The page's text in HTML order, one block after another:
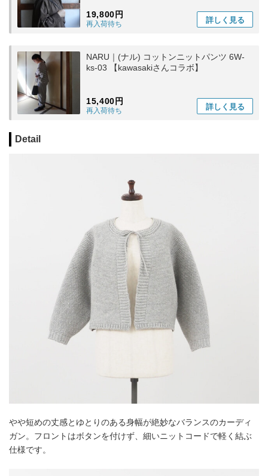
19,800円
再入荷待ち 詳しく 見る
NARU｜(ナル) コットンニットパンツ 6W-
ks-03 【kawasakiさんコラボ】
15,400円
再入荷待ち 詳しく 見る
Detail
やや短めの丈感とゆとりのある身幅が絶妙なバランスのカーディ
ガン。フロントはボタンを付けず、細いニットコードで軽く結ぶ
仕様です。